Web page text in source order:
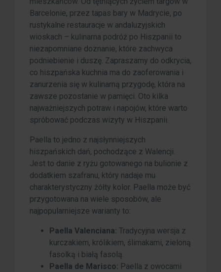
Barcelonie, przez tapas bary w Madrycie, po
rustykalne restauracje w andaluzyjskich
wioskach – kulinarna podróż po Hiszpanii to
niezapomniane doznanie, które zachwyca
podniebienie i duszę. Zapraszamy do odkrycia,
co hiszpańska kuchnia ma do zaoferowania i
zanurzenia się w kulinarną przygodę, która na
zawsze pozostanie w pamięci. Oto kilka
najważniejszych potraw i napojów, które warto
spróbować podczas wizyty w Hiszpanii.
Paella to jedno z najsłynniejszych
hiszpańskich dań, pochodzące z Walencji.
Jest to danie z ryżu gotowanego na bulionie z
dodatkiem szafranu, który nadaje mu
charakterystyczny żółty kolor. Paella może być
przygotowana na wiele sposobów, ale
najpopularniejsze warianty to:
Paella Valenciana: Tradycyjna wersja z
kurczakiem, królikiem, ślimakami, zieloną
fasolką i białą fasolą.
Paella de Marisco: Paella z owocami